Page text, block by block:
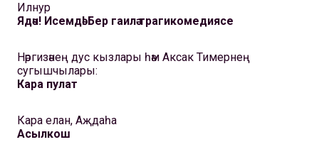
Илнур
Ядәч! Исемдә! Бер гаилә трагикомедиясе
Нәргизәнең дус кызлары һәм Аксак Тимернең
сугышчылары:
Кара пулат
Кара елан, Аҗдаһа
Асылкош